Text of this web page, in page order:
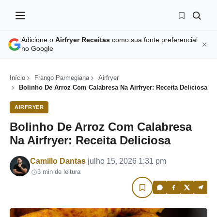
Adicione o Airfryer Receitas como sua fonte preferencial
no Google
Início Frango Parmegiana
Airfryer
Bolinho De Arroz Com Calabresa Na Airfryer: Receita Deliciosa
AIRFRYER
Bolinho De Arroz Com Calabresa
Na Airfryer: Receita Deliciosa
Por
Camillo Dantas julho 15, 2026 1:31 pm
3 min de leitura